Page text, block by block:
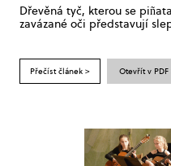
Dřevěná tyč, kterou se
zavázané oči představují
Přečíst článek > Otevřít v PDF